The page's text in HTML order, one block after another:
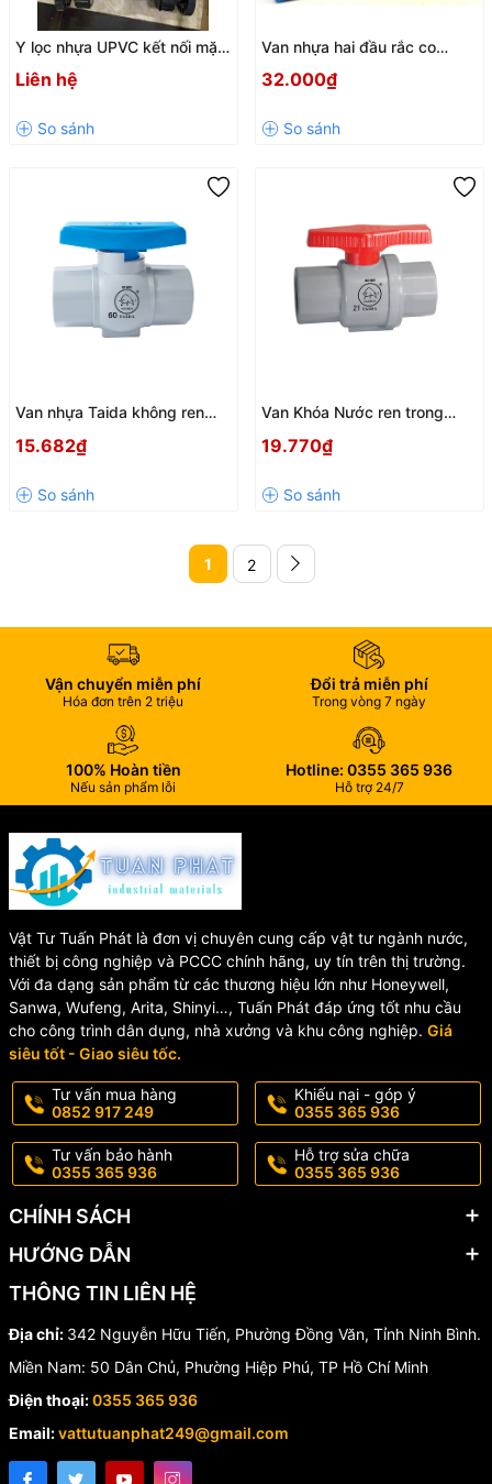
Y lọc nhựa UPVC kết nối mặt
bích DN15–DN100 – Lọc cặn
hiệu quả
Liên hệ
Van nhựa hai đầu rắc co
tháo lắp nhanh chóng
32.000₫
Van nhựa Taida không ren
60mm - chính hãng có hóa
15.682₫
Van Khóa Nước ren trong
| Phân Phối Chính Hãng có
19.770₫
1 2
Vận chuyển miễn phí
Hóa đơn trên 2 triệu
Đổi trả miễn phí
Trong vòng 7 ngày
100% Hoàn tiền
Nếu sản phẩm lỗi
Hotline: 0355 365 936
Hỗ trợ 24/7
Vật Tư Tuấn Phát là đơn vị chuyên cung cấp vật tư ngành nước,
thiết bị công nghiệp và PCCC chính hãng, uy tín trên thị trường.
Với đa dạng sản phẩm từ các thương hiệu lớn như Honeywell,
Sanwa, Wufeng, Arita, Shinyi…, Tuấn Phát đáp ứng tốt nhu cầu
cho công trình dân dụng, nhà xưởng và khu công nghiệp. Giá
siêu tốt - Giao siêu tốc.
Tư vấn mua hàng
0852 917 249
Khiếu nại - góp ý
0355 365 936
Tư vấn bảo hành
0355 365 936
Hỗ trợ sửa chữa
0355 365 936
CHÍNH SÁCH
HƯỚNG DẪN
THÔNG TIN LIÊN HỆ
Địa chỉ: 342 Nguyễn Hữu Tiến, Phường Đồng Văn, Tỉnh Ninh Bình.
Miền Nam: 50 Dân Chủ, Phường Hiệp Phú, TP Hồ Chí Minh
Điện thoại:0355 365 936
Email:vattutuanphat249@gmail.com